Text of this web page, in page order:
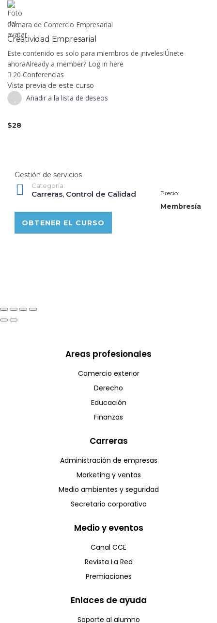
Cámara de Comercio Empresarial
Creatividad Empresarial
Este contenido es solo para miembros de ¡niveles!Únete
ahoraAlready a member? Log in here
20 Conferencias
Vista previa de este curso
Añadir a la lista de deseos
$28
Gestión de servicios
Categoría:
Carreras, Control de Calidad Precio:
Membresía
OBTENER EL CURSO
Areas profesionales
Comercio exterior
Derecho
Educación
Finanzas
Carreras
Administración de empresas
Marketing y ventas
Medio ambientes y seguridad
Secretario corporativo
Medio y eventos
Canal CCE
Revista La Red
Premiaciones
Enlaces de ayuda
Soporte al alumno